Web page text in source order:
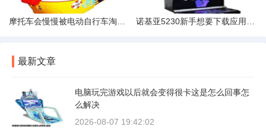
最新文章
电脑玩完游戏以后就会变得很卡这是怎么回事怎
么解决
2026-08-07 19:42:02